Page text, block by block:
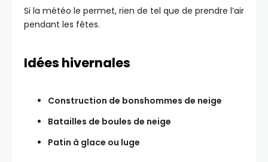
Si la météo le permet, rien de tel que de prendre l’air
pendant les fêtes.
Idées hivernales
Construction de bonshommes de neige
Batailles de boules de neige
Patin à glace ou luge